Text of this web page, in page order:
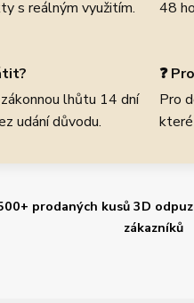
s reálným využitím.
48
lhůtu 14 dní
udání důvodu.
❓
Pro
prodaných kusů 3D
zákazníků